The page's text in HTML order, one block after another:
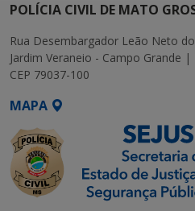
POLÍCIA CIVIL DE MATO
Rua Desembargador Leão Neto
Jardim Veraneio - Campo Grande |
CEP 79037-100
MAPA